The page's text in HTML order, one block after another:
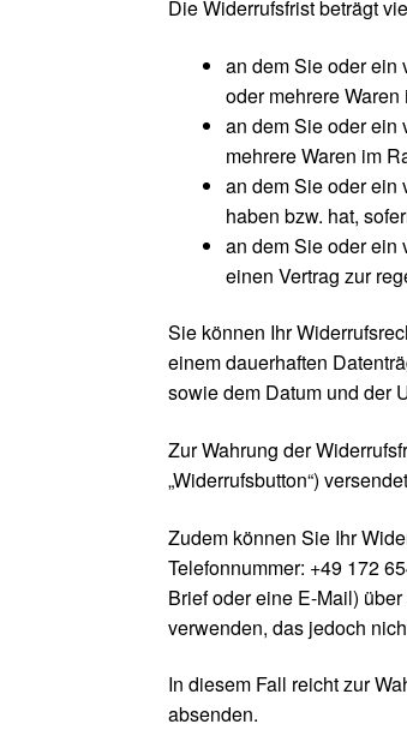
Die Widerrufsfrist beträgt
an dem Sie oder ein
oder mehrere
an dem Sie oder ein
mehrere Waren im
an dem Sie oder ein
haben bzw. hat,
an dem Sie oder ein
einen Vertrag zur
Sie können Ihr
einem dauerhaften
sowie dem Datum und der
Zur Wahrung der
„Widerrufsbutton“)
Zudem können Sie Ihr
Telefonnummer: +49 172
Brief oder eine E-Mail)
verwenden, das jedoch
In diesem Fall reicht zur
absenden.